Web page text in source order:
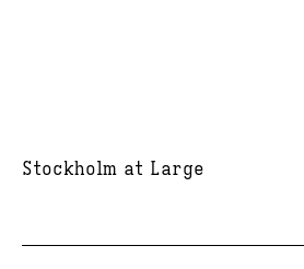
Stockholm at Large